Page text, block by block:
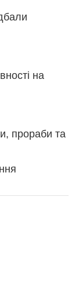
на
прораби та